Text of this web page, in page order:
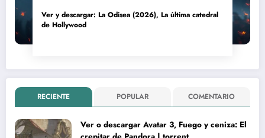
Ver y descargar: La Odisea (2026), La última catedral
de Hollywood
RECIENTE POPULAR COMENTARIO
Ver o descargar Avatar 3, Fuego y ceniza: El